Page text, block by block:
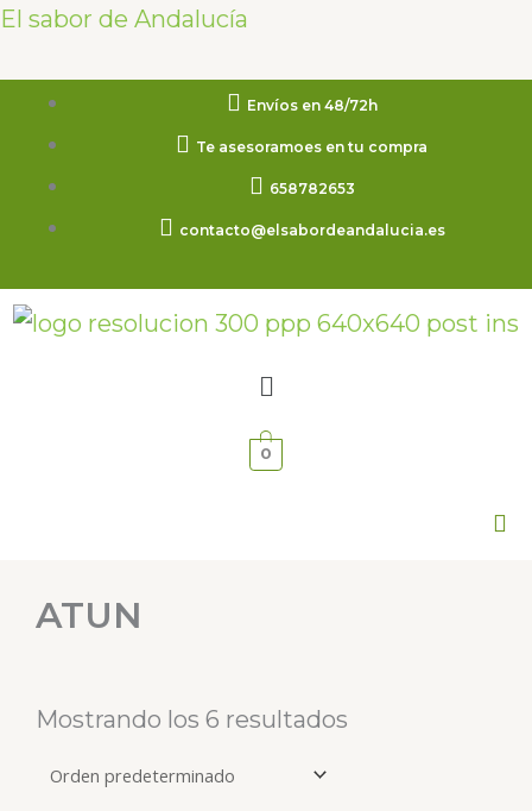
Ir
contenido
El sabor de Andalucía
Envíos en 48/72h
Te asesoramoes en tu compra
658782653
contacto@elsabordeandalucia.es
Menú
0
ATUN
Mostrando los 6 resultados